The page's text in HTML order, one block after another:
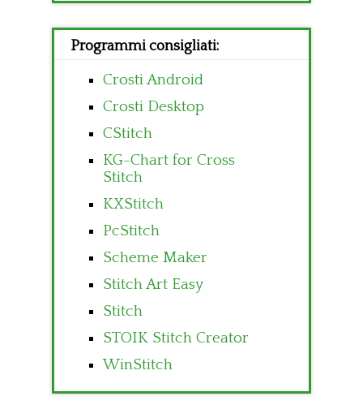
Programmi consigliati:
Crosti Android
Crosti Desktop
CStitch
KG-Chart for Cross
Stitch
KXStitch
PcStitch
Scheme Maker
Stitch Art Easy
Stitch
STOIK Stitch Creator
WinStitch